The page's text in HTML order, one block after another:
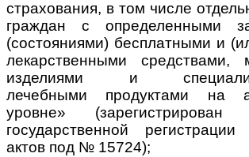
страхования, в том числе
граждан с определенными
(состояниями) бесплатными и
лекарственными средствами,
изделиями и
лечебными продуктами на
уровне»
государственной
актов под № 15724);